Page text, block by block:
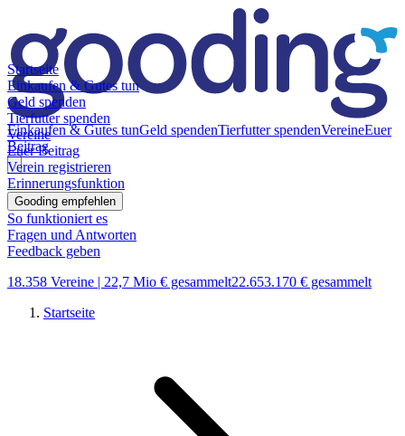
Einkaufen & Gutes tunGeld spendenTierfutter spendenVereineEuer
Beitrag
Startseite
Einkaufen & Gutes tun
Geld spenden
Tierfutter spenden
Vereine
Euer Beitrag
Verein registrieren
Erinnerungsfunktion
Gooding empfehlen
So funktioniert es
Fragen und Antworten
Feedback geben
18.358 Vereine | 22,7 Mio € gesammelt22.653.170 € gesammelt
Startseite